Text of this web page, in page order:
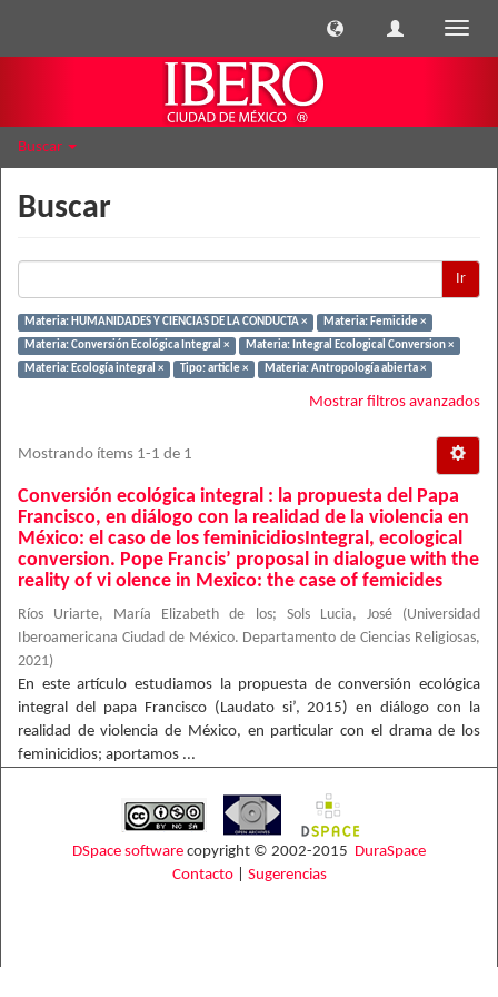
Buscar
Buscar
Ir
Materia: HUMANIDADES Y CIENCIAS DE LA CONDUCTA ×
Materia: Femicide ×
Materia: Conversión Ecológica Integral ×
Materia: Integral Ecological Conversion ×
Materia: Ecología integral ×
Tipo: article × Materia: Antropología abierta ×
Mostrar filtros avanzados
Mostrando ítems 1-1 de 1
Conversión ecológica integral : la propuesta del Papa
Francisco, en diálogo con la realidad de la violencia en
México: el caso de los feminicidiosIntegral, ecological
conversion. Pope Francis’ proposal in dialogue with the
reality of vi olence in Mexico: the case of femicides
Ríos Uriarte, María Elizabeth de los; Sols Lucia, José (Universidad
Iberoamericana Ciudad de México. Departamento de Ciencias Religiosas,
2021)
En este artículo estudiamos la propuesta de conversión ecológica
integral del papa Francisco (Laudato si’, 2015) en diálogo con la
realidad de violencia de México, en particular con el drama de los
feminicidios; aportamos ...
DSpace software copyright © 2002-2015 DuraSpace
Contacto| Sugerencias